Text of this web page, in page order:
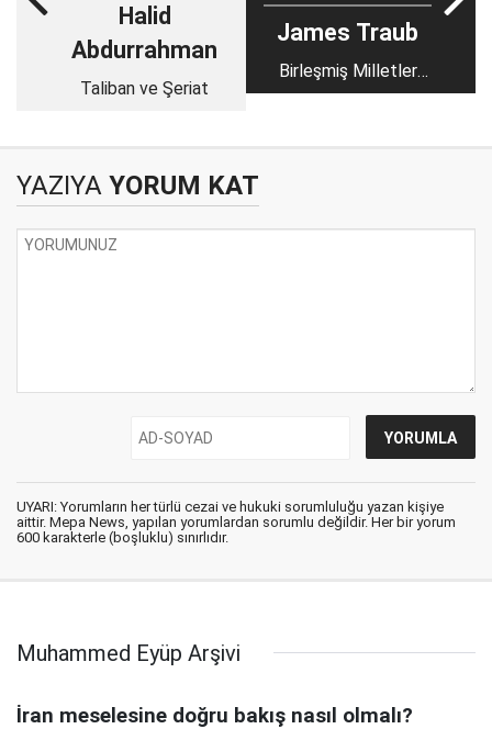
Halid
Abdurrahman
Taliban ve Şeriat
James Traub
Birleşmiş Milletler
düzeninin sonu geldi
YAZIYA YORUM KAT
UYARI: Yorumların her türlü cezai ve hukuki sorumluluğu yazan kişiye
aittir. Mepa News, yapılan yorumlardan sorumlu değildir. Her bir yorum
600 karakterle (boşluklu) sınırlıdır.
Muhammed Eyüp Arşivi
İran meselesine doğru bakış nasıl olmalı?